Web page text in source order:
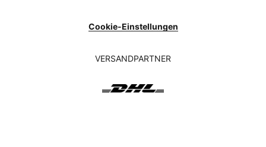
Cookie-Einstellungen
VERSANDPARTNER